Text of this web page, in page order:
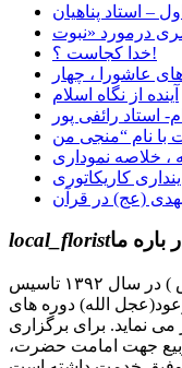
– استاد پناهیان
خدا کجاست ؟!
عاشورا ، چهار
آینده از نگاه اسلام
استاد رائفی پور
، خلاصه نموداری
کاریکاتوری
(عج) در قرآن
local_floristباره ما
کانون مهدویت صبح عدالت ( مشهد مقدس ) در سال ۱۳۹۲ تاسیس
الله) دوره های
نماید. برای برگزاری
ربیع جهت امامت حضرت،